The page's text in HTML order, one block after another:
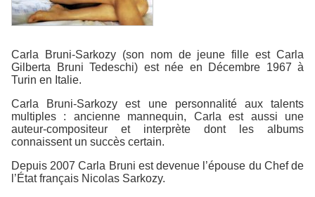
Carla Bruni-Sarkozy (son nom de jeune fille est Carla
Gilberta Bruni Tedeschi) est née en Décembre 1967 à
Turin en Italie.
Carla Bruni-Sarkozy est une personnalité aux talents
multiples : ancienne mannequin, Carla est aussi une
auteur-compositeur et interprète dont les albums
connaissent un succès certain.
Depuis 2007 Carla Bruni est devenue l’épouse du Chef de
l’État français Nicolas Sarkozy.